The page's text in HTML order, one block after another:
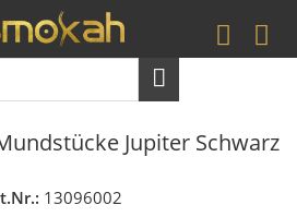
Jupiter Schwarz
13096002